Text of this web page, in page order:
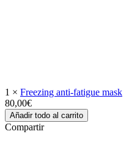
1 × Freezing anti-fatigue mask
80,00€
Añadir todo al carrito
Compartir